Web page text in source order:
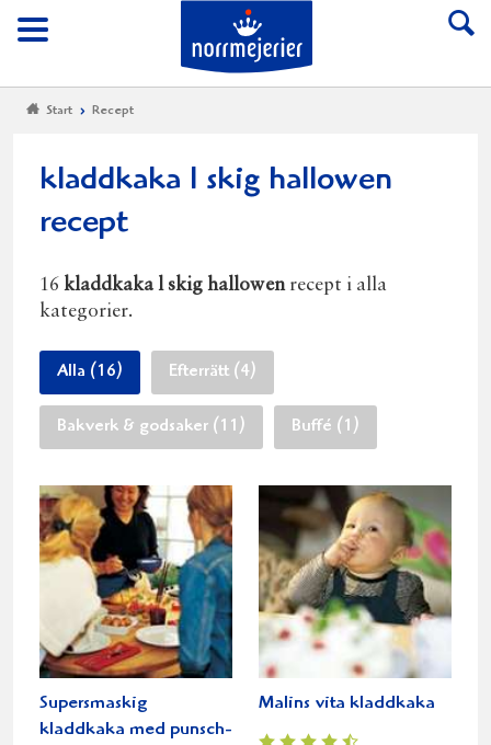
Meny
Till Norrmejerier
Start Recept
kladdkaka l skig hallowen
recept
16 kladdkaka l skig hallowenrecept i alla
kategorier.
Alla (16) Efterrätt (4)
Bakverk & godsaker (11) Buffé (1)
Supersmaskig
kladdkaka med punsch-
Malins vita kladdkaka